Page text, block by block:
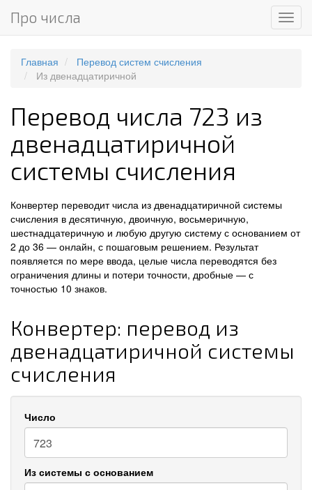
Меню
Про числа
Главная
Перевод систем счисления
Из двенадцатиричной
Перевод числа 723 из
двенадцатиричной
системы счисления
Конвертер переводит числа из двенадцатиричной системы
счисления в десятичную, двоичную, восьмеричную,
шестнадцатеричную и любую другую систему с основанием от
2 до 36 — онлайн, с пошаговым решением. Результат
появляется по мере ввода, целые числа переводятся без
ограничения длины и потери точности, дробные — с
точностью 10 знаков.
Конвертер: перевод из
двенадцатиричной системы
счисления
Число
Из системы с основанием